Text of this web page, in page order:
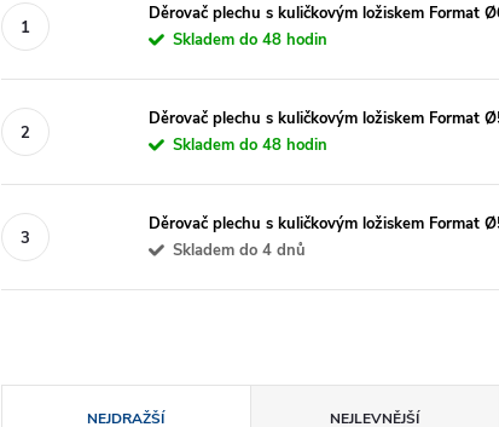
Děrovač plechu s kuličkovým ložiskem Format
Skladem do 48 hodin
Děrovač plechu s kuličkovým ložiskem Format
Skladem do 48 hodin
Děrovač plechu s kuličkovým ložiskem Format
Skladem do 4 dnů
NEJDRAŽŠÍ NEJLEVNĚJŠÍ